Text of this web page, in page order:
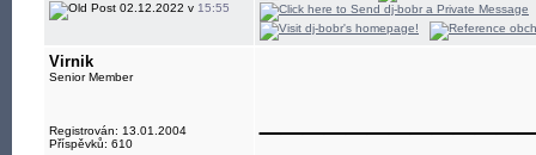
02.12.2022 v 15:55
Virnik
Senior Member
Registrován: 13.01.2004
Příspěvků: 610